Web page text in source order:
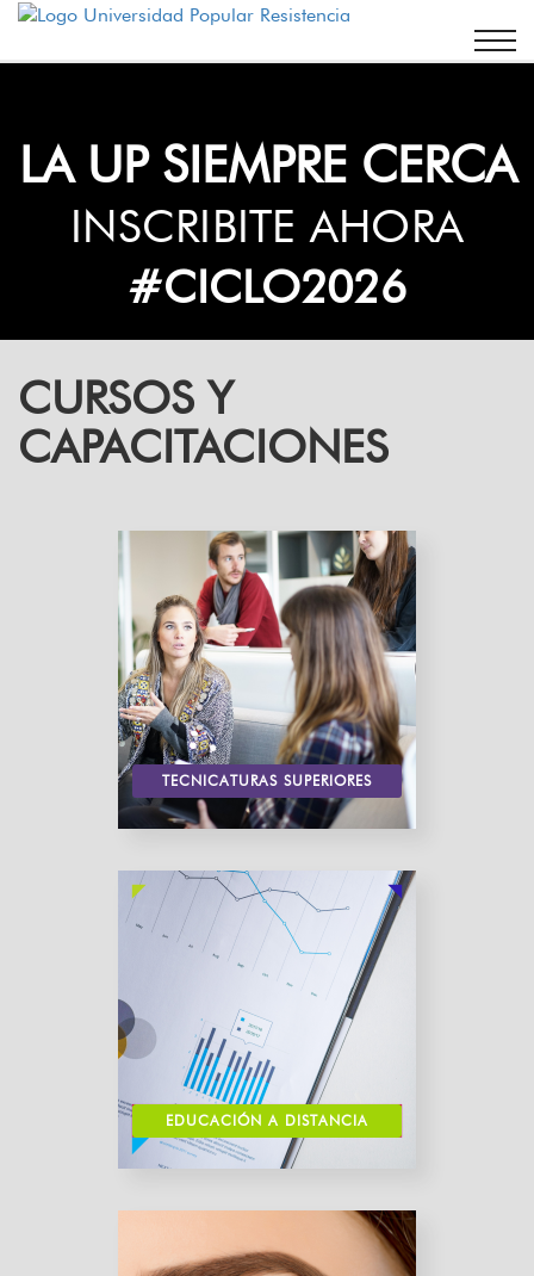
LA UP SIEMPRE CERCA
INSCRIBITE AHORA
#CICLO2026
CURSOS Y
CAPACITACIONES
TECNICATURAS SUPERIORES
EDUCACIÓN A DISTANCIA